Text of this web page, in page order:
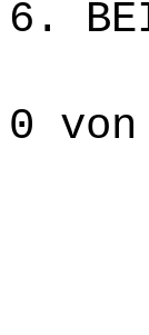
6.
0